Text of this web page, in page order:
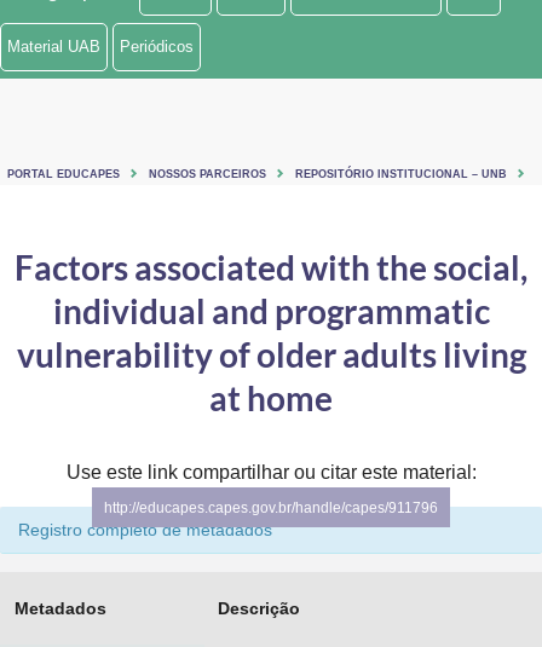
Ministério de Minas e Energia
Controladoria-Geral da União
Ministério da Mulher, da Família e dos Direitos Humanos
Gabinete de Segurança Institucional
Banco Central do Brasil
Material UAB Periódicos
PORTAL EDUCAPES NOSSOS PARCEIROS REPOSITÓRIO INSTITUCIONAL – UNB
Factors associated with the social,
individual and programmatic
vulnerability of older adults living
at home
Use este link compartilhar ou citar este material:
http://educapes.capes.gov.br/handle/capes/911796
Registro completo de metadados
Metadados Descrição